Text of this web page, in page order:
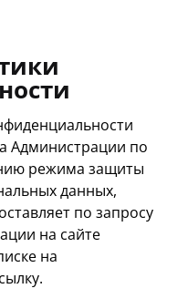
Администрации по
режима защиты
данных,
по запросу
на сайте
на